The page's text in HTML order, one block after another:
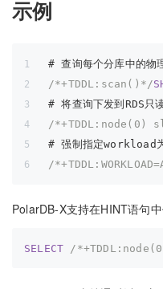
示例
# 查询每个分库中的物
/*+TDDL:scan()*/
# 将查询下发到RDS
/*+TDDL:node(0)
# 强制指定workload
/
PolarDB-X支持在HINT语句
SELECT /